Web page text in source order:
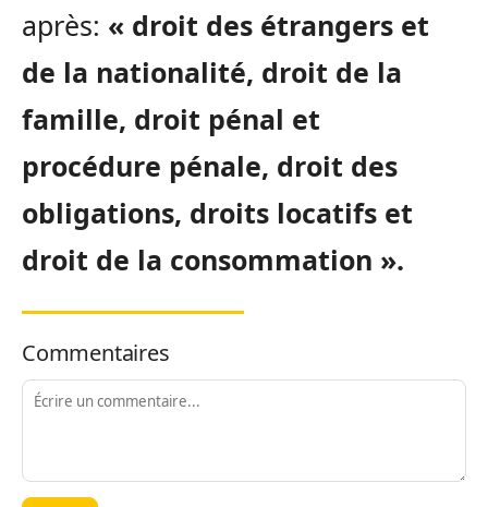
après: « droit des étrangers et
de la nationalité, droit de la
famille, droit pénal et
procédure pénale, droit des
obligations, droits locatifs et
droit de la consommation ».
Commentaires